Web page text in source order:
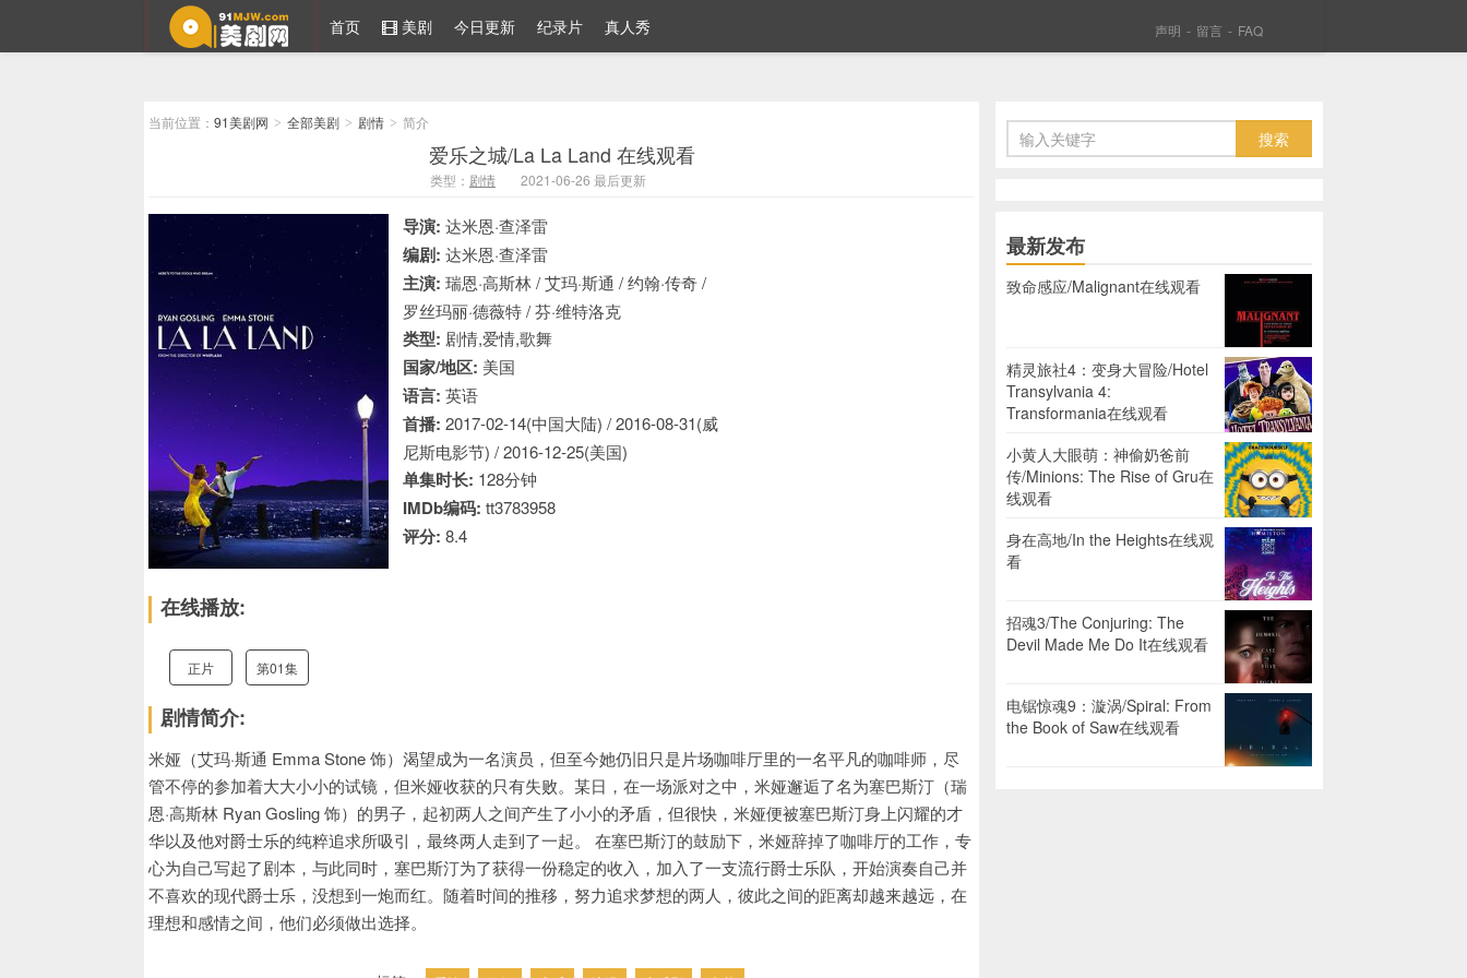
91美剧网
首页 美剧 今日更新 纪录片 真人秀 声明 - 留言 - FAQ
当前位置： 91美剧网 > 全部美剧 > 剧情 > 简介
爱乐之城/La La Land 在线观看
类型： 剧情 2021-06-26 最后更新
导演: 达米恩·查泽雷
编剧: 达米恩·查泽雷
主演: 瑞恩·高斯林 / 艾玛·斯通 / 约翰·传奇 /
罗丝玛丽·德薇特 / 芬·维特洛克
类型: 剧情,爱情,歌舞
国家/地区: 美国
语言: 英语
首播: 2017-02-14(中国大陆) / 2016-08-31(威
尼斯电影节) / 2016-12-25(美国)
单集时长: 128分钟
IMDb编码: tt3783958
评分: 8.4
在线播放:
正片 第01集
剧情简介:
米娅（艾玛·斯通 Emma Stone 饰）渴望成为一名演员，但至今她仍旧只是片场咖啡厅里的一名平凡的咖啡师，尽
管不停的参加着大大小小的试镜，但米娅收获的只有失败。某日，在一场派对之中，米娅邂逅了名为塞巴斯汀（瑞
恩·高斯林 Ryan Gosling 饰）的男子，起初两人之间产生了小小的矛盾，但很快，米娅便被塞巴斯汀身上闪耀的才
华以及他对爵士乐的纯粹追求所吸引，最终两人走到了一起。 在塞巴斯汀的鼓励下，米娅辞掉了咖啡厅的工作，专
心为自己写起了剧本，与此同时，塞巴斯汀为了获得一份稳定的收入，加入了一支流行爵士乐队，开始演奏自己并
不喜欢的现代爵士乐，没想到一炮而红。随着时间的推移，努力追求梦想的两人，彼此之间的距离却越来越远，在
理想和感情之间，他们必须做出选择。
最新发布
致命感应/Malignant在线观看
精灵旅社4：变身大冒险/Hotel
Transylvania 4:
Transformania在线观看
小黄人大眼萌：神偷奶爸前
传/Minions: The Rise of Gru在
线观看
身在高地/In the Heights在线观
看
招魂3/The Conjuring: The
Devil Made Me Do It在线观看
电锯惊魂9：漩涡/Spiral: From
the Book of Saw在线观看